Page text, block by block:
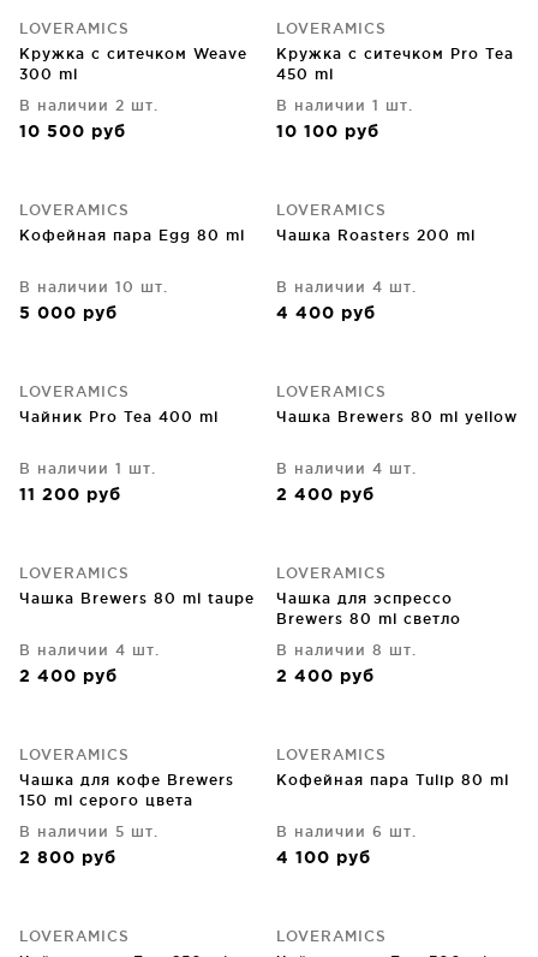
LOVERAMICS
Кружка с ситечком Weave
300 ml
В наличии 2 шт.
10 500 руб
LOVERAMICS
Кружка с ситечком Pro Tea
450 ml
В наличии 1 шт.
10 100 руб
LOVERAMICS
Кофейная пара Egg 80 ml
В наличии 10 шт.
5 000 руб
LOVERAMICS
Чашка Roasters 200 ml
В наличии 4 шт.
4 400 руб
LOVERAMICS
Чайник Pro Tea 400 ml
В наличии 1 шт.
11 200 руб
LOVERAMICS
Чашка Brewers 80 ml yellow
В наличии 4 шт.
2 400 руб
LOVERAMICS
Чашка Brewers 80 ml taupe
В наличии 4 шт.
2 400 руб
LOVERAMICS
Чашка для эспрессо
Brewers 80 ml светло
В наличии 8 шт.
2 400 руб
LOVERAMICS
Чашка для кофе Brewers
150 ml серого цвета
В наличии 5 шт.
2 800 руб
LOVERAMICS
Кофейная пара Tulip 80 ml
В наличии 6 шт.
4 100 руб
LOVERAMICS
LOVERAMICS